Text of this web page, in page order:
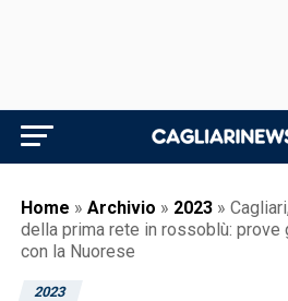
Home » Archivio » 2023 »
della prima rete in rossoblù: prove
con la Nuorese
2023